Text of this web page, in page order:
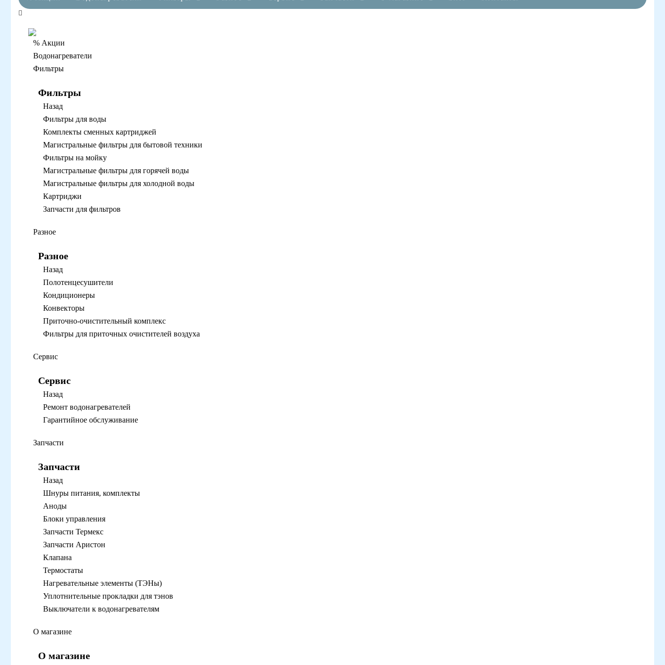
% Акции
Водонагреватели
Фильтры
Фильтры
Назад
Фильтры для воды
Комплекты сменных картриджей
Магистральные фильтры для бытовой техники
Фильтры на мойку
Магистральные фильтры для горячей воды
Магистральные фильтры для холодной воды
Картриджи
Запчасти для фильтров
Разное
Разное
Назад
Полотенцесушители
Кондиционеры
Конвекторы
Приточно-очистительный комплекс
Фильтры для приточных очистителей воздуха
Сервис
Сервис
Назад
Ремонт водонагревателей
Гарантийное обслуживание
Запчасти
Запчасти
Назад
Шнуры питания, комплекты
Аноды
Блоки управления
Запчасти Термекс
Запчасти Аристон
Клапана
Термостаты
Нагревательные элементы (ТЭНы)
Уплотнительные прокладки для тэнов
Выключатели к водонагревателям
О магазине
О магазине